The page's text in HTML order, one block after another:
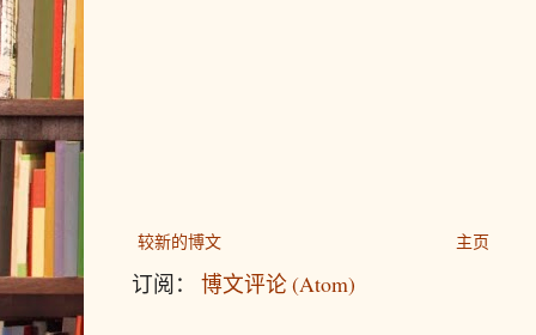
较新的博文 主页
订阅： 博文评论 (Atom)